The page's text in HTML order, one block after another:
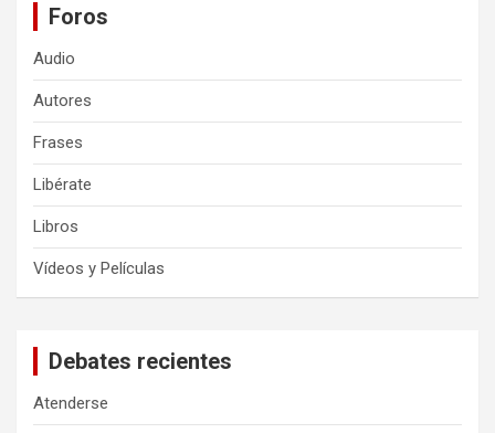
Foros
Audio
Autores
Frases
Libérate
Libros
Vídeos y Películas
Debates recientes
Atenderse